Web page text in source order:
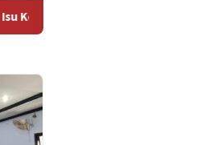
Gender Disampaikan Dalam